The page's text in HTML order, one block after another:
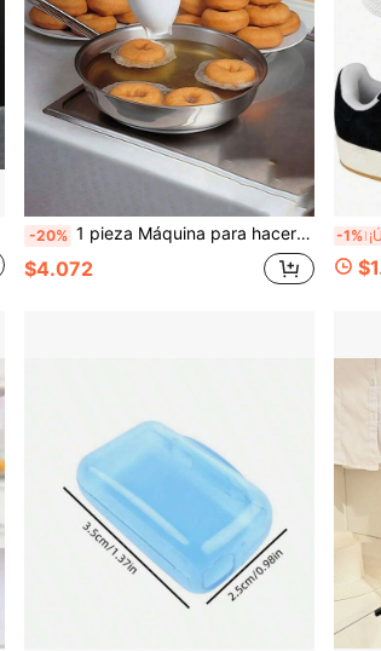
-20% 1 pieza Máquina para hacer donas, hecha de plástico PP, herramienta de horneado DIY con boquilla de manga, adecuada para hacer donas en casa, herramienta de horneado de cocina, fiesta, cumpleaños, suministros para reuniones festivas
$4.072
-1%